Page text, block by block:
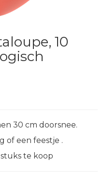
10
30 cm doorsnee.
of een feestje .
te koop